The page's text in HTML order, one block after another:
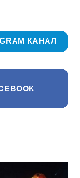
КАНАЛ